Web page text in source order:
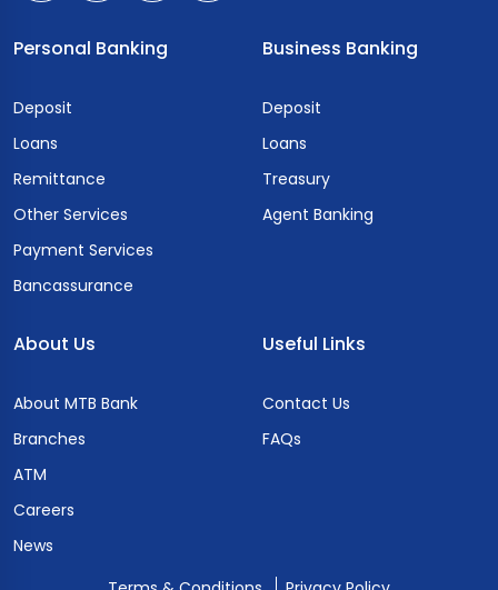
Personal Banking
Deposit
Loans
Remittance
Other Services
Payment Services
Bancassurance
Business Banking
Deposit
Loans
Treasury
Agent Banking
About Us
About MTB Bank
Branches
ATM
Careers
News
Useful Links
Contact Us
FAQs